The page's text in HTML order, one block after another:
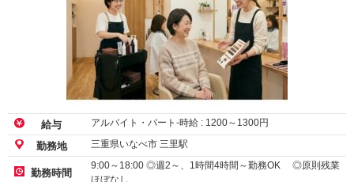
給与 アルバイト・パート-時給 : 1200～ 1300円
勤務地 三重県いなべ市 三里駅
勤務時間
9:00～18:00 ◎週2～、1時間4時間～勤務OK ◎原則残業
ほぼなし